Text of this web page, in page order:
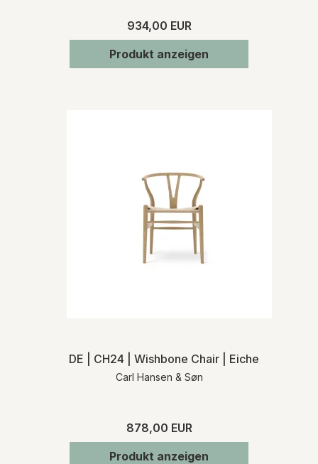
934,00 EUR
Produkt anzeigen
DE | CH24 | Wishbone Chair | Eiche seife |
Carl Hansen & Søn
878,00 EUR
Produkt anzeigen